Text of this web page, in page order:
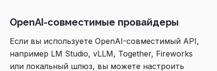
OpenAI-совместимые провайдеры
Если вы используете OpenAI-совместимый API,
например LM Studio, vLLM, Together, Fireworks
или локальный шлюз, вы можете настроить